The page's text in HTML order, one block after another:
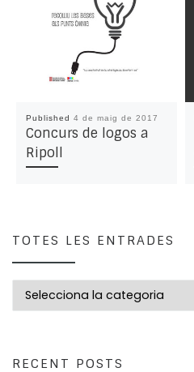
Published 4 de maig de 2017
Concurs de logos a
Ripoll
TOTES LES ENTRADES
RECENT POSTS